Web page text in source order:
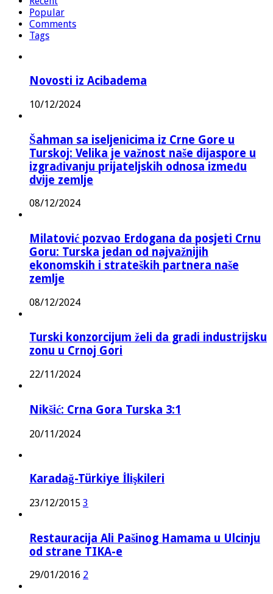
Popular
Comments
Tags
Novosti iz Acibadema
10/12/2024
Šahman sa iseljenicima iz Crne Gore u
Turskoj: Velika je važnost naše dijaspore u
izgrađivanju prijateljskih odnosa između
dvije zemlje
08/12/2024
Milatović pozvao Erdogana da posjeti Crnu
Goru: Turska jedan od najvažnijih
ekonomskih i strateških partnera naše
zemlje
08/12/2024
Turski konzorcijum želi da gradi industrijsku
zonu u Crnoj Gori
22/11/2024
Nikšić: Crna Gora Turska 3:1
20/11/2024
Karadağ-Türkiye İlişkileri
23/12/2015 3
Restauracija Ali Pašinog Hamama u Ulcinju
od strane TIKA-e
29/01/2016 2